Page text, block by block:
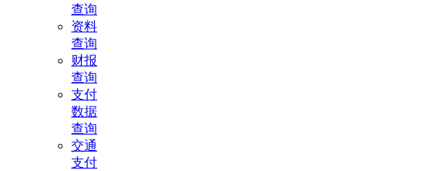
查询
资料
查询
财报
查询
支付
数据
查询
交通
支付